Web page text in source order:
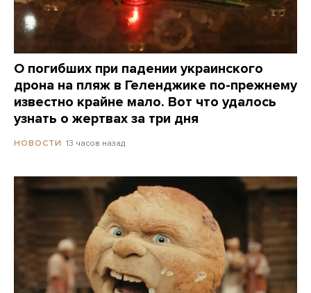
О погибших при падении украинского
дрона на пляж в Геленджике по-прежнему
известно крайне мало. Вот что удалось
узнать о жертвах за три дня
НОВОСТИ 13 часов назад